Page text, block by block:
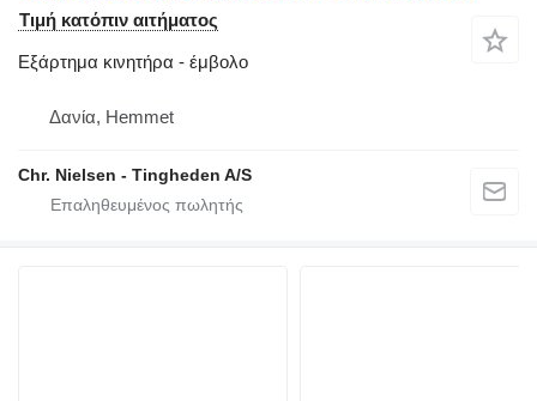
Τιμή κατόπιν αιτήματος
Εξάρτημα κινητήρα - έμβολο
Δανία, Hemmet
Chr. Nielsen - Tingheden A/S